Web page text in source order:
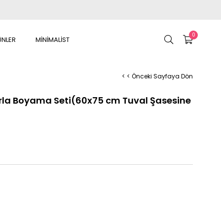
0
MİNİMALİST
< < Önceki Sayfaya Dön
Boyama Seti(60x75 cm Tuval Şasesine